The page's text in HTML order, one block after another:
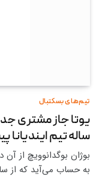
تیم‌های بسکتبال
ساله تیم ایندیانا
به حساب می‌آید که از سال ۲۰۱۷ در